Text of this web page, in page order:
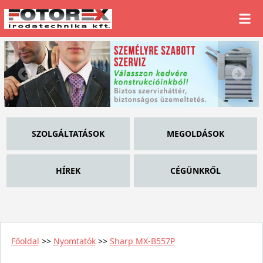
SZOLGÁLTATÁSOK MEGOLDÁSOK
HÍREK CÉGÜNKRŐL
Főoldal >> Nyomtatók>> Sharp MX-B557P